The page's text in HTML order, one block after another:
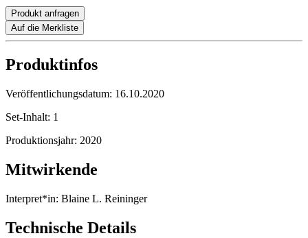
Produkt anfragen
Auf die Merkliste
Produktinfos
Veröffentlichungsdatum: 16.10.2020
Set-Inhalt: 1
Produktionsjahr: 2020
Mitwirkende
Interpret*in: Blaine L. Reininger
Technische Details